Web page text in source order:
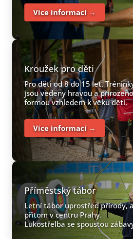
Více informací →
Kroužek pro děti
Pro děti od 8 do 15 let.
jsou vedeny hravou a
formou vzhledem k věku dětí.
Více informací →
Příměstský tábor
Letní tábor uprostřed přírody,
přitom v centru Prahy.
Lukostřelba se spoustou